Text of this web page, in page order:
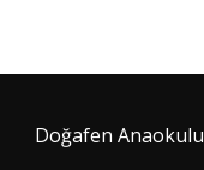
Doğafen Anaokulu